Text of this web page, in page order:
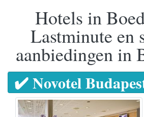
Hotels in
Lastminute en
aanbiedingen in
✔️ Novotel